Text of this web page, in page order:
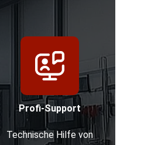
Profi-Support
Technische Hilfe von